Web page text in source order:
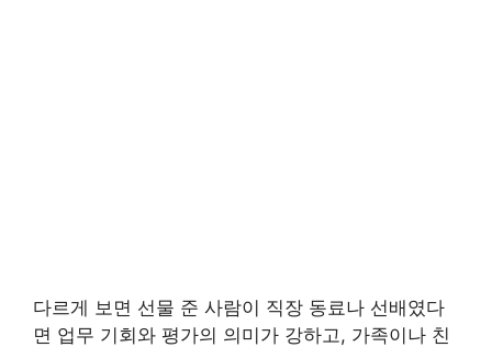
다르게 보면 선물 준 사람이 직장 동료나 선배였다
면 업무 기회와 평가의 의미가 강하고, 가족이나 친